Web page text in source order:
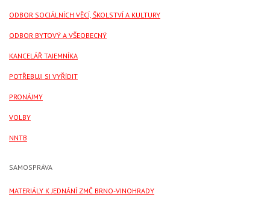
ODBOR SOCIÁLNÍCH VĚCÍ, ŠKOLSTVÍ A KULTURY
ODBOR BYTOVÝ A VŠEOBECNÝ
KANCELÁŘ TAJEMNÍKA
POTŘEBUJI SI VYŘÍDIT
PRONÁJMY
VOLBY
NNTB
SAMOSPRÁVA
MATERIÁLY K JEDNÁNÍ ZMČ BRNO-VINOHRADY